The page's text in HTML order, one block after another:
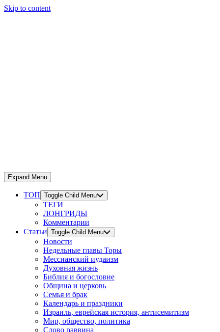
Skip to content
Expand Menu
ТОП Toggle Child Menu
ТЕГИ
ЛОНГРИДЫ
Комментарии
Статьи Toggle Child Menu
Новости
Недельные главы Торы
Мессианский иудаизм
Духовная жизнь
Библия и богословие
Община и церковь
Семья и брак
Календарь и праздники
Израиль, еврейская история, антисемитизм
Мир, общество, политика
Слово раввина